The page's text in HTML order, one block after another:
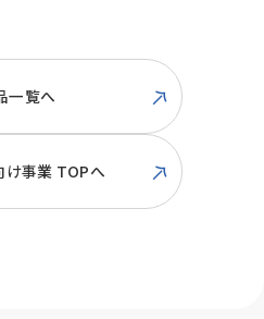
一覧へ
け事業 TOPへ